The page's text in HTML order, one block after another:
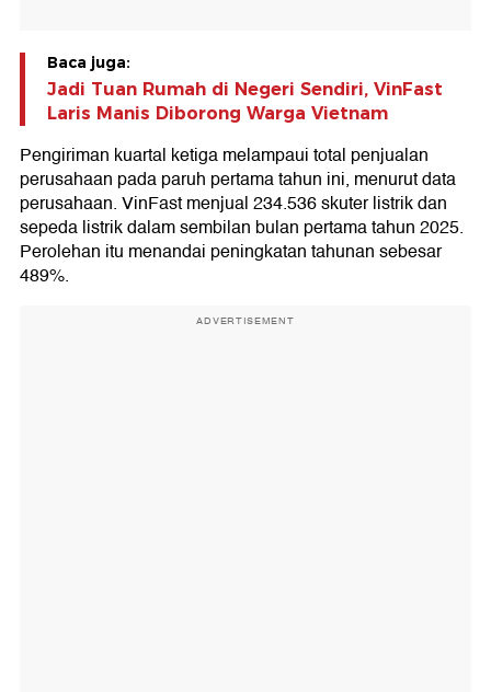
Baca juga:
Jadi Tuan Rumah di Negeri Sendiri, VinFast
Laris Manis Diborong Warga Vietnam
Pengiriman kuartal ketiga melampaui total penjualan
perusahaan pada paruh pertama tahun ini, menurut data
perusahaan. VinFast menjual 234.536 skuter listrik dan
sepeda listrik dalam sembilan bulan pertama tahun 2025.
Perolehan itu menandai peningkatan tahunan sebesar
489%.
ADVERTISEMENT